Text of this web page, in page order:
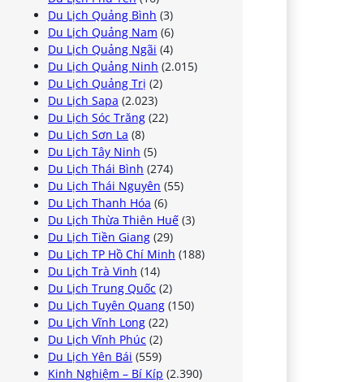
Du Lịch Quảng Bình (3)
Du Lịch Quảng Nam (6)
Du Lịch Quảng Ngãi (4)
Du Lịch Quảng Ninh (2.015)
Du Lịch Quảng Trị (2)
Du Lịch Sapa (2.023)
Du Lịch Sóc Trăng (22)
Du Lịch Sơn La (8)
Du Lịch Tây Ninh (5)
Du Lịch Thái Bình (274)
Du Lịch Thái Nguyên (55)
Du Lịch Thanh Hóa (6)
Du Lịch Thừa Thiên Huế (3)
Du Lịch Tiền Giang (29)
Du Lịch TP Hồ Chí Minh (188)
Du Lịch Trà Vinh (14)
Du Lịch Trung Quốc (2)
Du Lịch Tuyên Quang (150)
Du Lịch Vĩnh Long (22)
Du Lịch Vĩnh Phúc (2)
Du Lịch Yên Bái (559)
Kinh Nghiệm – Bí Kíp (2.390)